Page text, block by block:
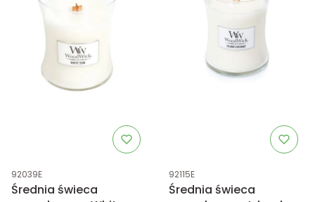
Kod produktu
92039E
Średnia świeca
Kod produktu
92115E
Średnia świeca